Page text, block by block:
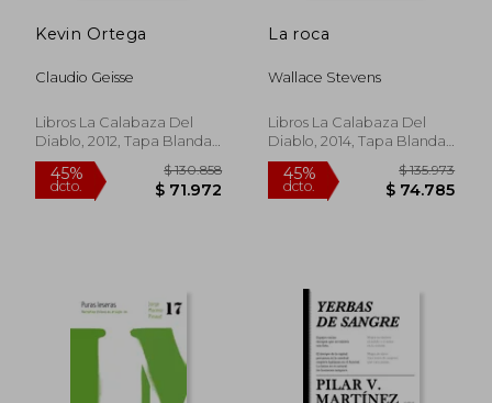
45%
dcto.
$ 130.858
$ 71.972
45%
dcto.
Kevin Ortega
Claudio Geisse
Libros La Calabaza Del
Diablo, 2012, Tapa Blanda,
Nuevo
La roca
Wallace Stevens
Libros La Calabaza Del
Diablo, 2014, Tapa Blanda,
Nuevo